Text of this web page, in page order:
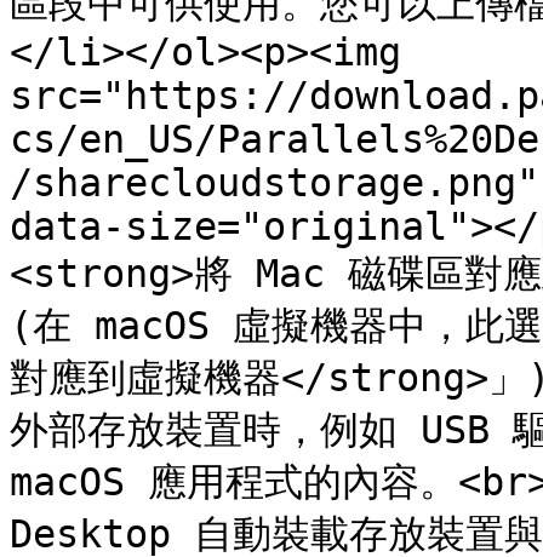
</li></ol><p><img
src="https://
cs/en_US/
/
data-size="original"></
<strong>將 Mac 磁碟區對
(在 macOS 虛擬機器中，此
對應到虛擬機器</strong>
外部存放裝置時，例如 USB
macOS 應用程式的內容。
Desktop 自動裝載存放裝置